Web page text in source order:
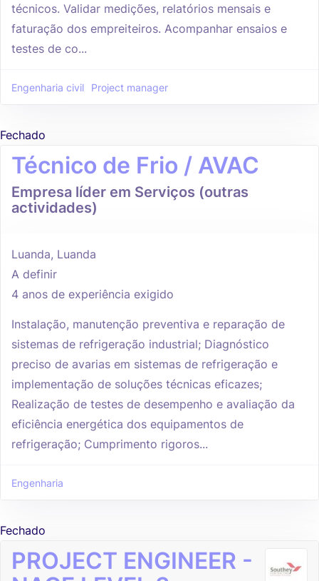
técnicos. Validar medições, relatórios mensais e
faturação dos empreiteiros. Acompanhar ensaios e
testes de co...
Engenharia civil Project manager
Fechado
Técnico de Frio / AVAC
Empresa líder em Serviços (outras
actividades)
Luanda, Luanda
A definir
4 anos de experiência exigido
Instalação, manutenção preventiva e reparação de
sistemas de refrigeração industrial; Diagnóstico
preciso de avarias em sistemas de refrigeração e
implementação de soluções técnicas eficazes;
Realização de testes de desempenho e avaliação da
eficiência energética dos equipamentos de
refrigeração; Cumprimento rigoros...
Engenharia
Fechado
PROJECT ENGINEER -